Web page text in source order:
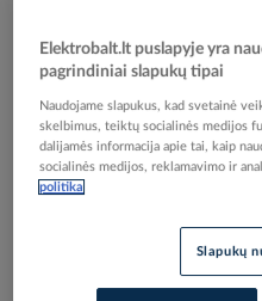
Skip
the
Reali prekė gali skirtis
Įtraukiklis 120m
Elektrobalt prekės kodas
Elektrobalt.lt puslapyje yra
pagrindiniai slapukų tipai
Naudojame slapukus, kad svetainė
skelbimus, teiktų socialinės medijos
dalijamės informacija apie tai, kaip
socialinės medijos, reklamavimo ir
politika
Slapukų